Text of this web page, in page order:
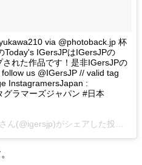
via @photoback.jp 杯
IGersJPはIGersJPの
れた作品です！是非IGersJPの
us @IGersJP // valid tag
InstagramersJapan :
ラマーズジャパン #日本